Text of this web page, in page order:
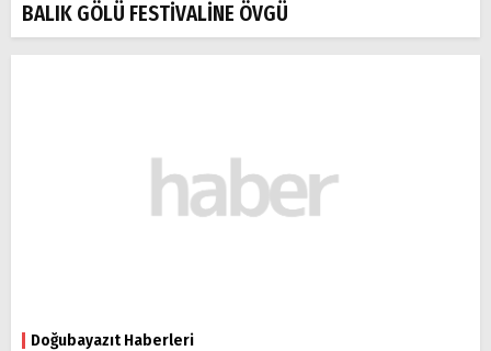
BALIK GÖLÜ FESTİVALİNE ÖVGÜ
Doğubayazıt Haberleri